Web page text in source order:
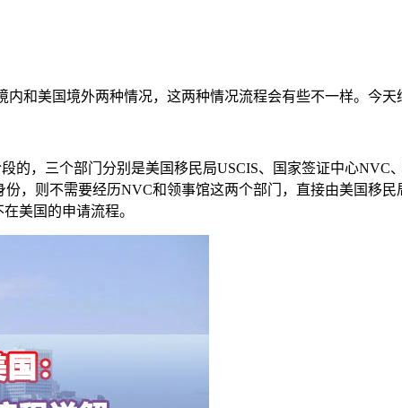
和美国境外两种情况，这两种情况流程会有些不一样。今天
的，三个部门分别是美国移民局USCIS、国家签证中心NVC
，则不需要经历NVC和领事馆这两个部门，直接由美国移民
美国的申请流程。